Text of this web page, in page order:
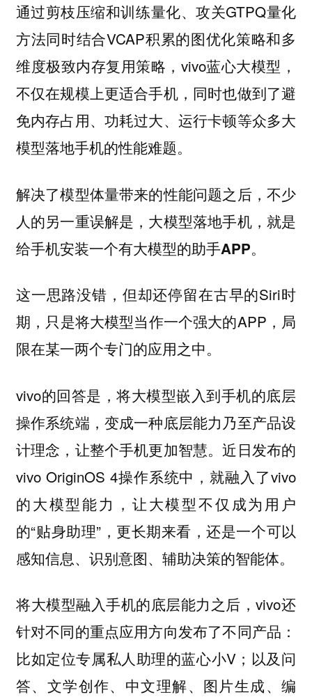
通过剪枝压缩和训练量化、攻关GTPQ量化
方法同时结合VCAP积累的图优化策略和多
维度极致内存复用策略，vivo蓝心大模型，
不仅在规模上更适合手机，同时也做到了避
免内存占用、功耗过大、运行卡顿等众多大
模型落地手机的性能难题。
解决了模型体量带来的性能问题之后，不少
人的另一重误解是，大模型落地手机，就是
给手机安装一个有大模型的助手APP。
这一思路没错，但却还停留在古早的Siri时
期，只是将大模型当作一个强大的APP，局
限在某一两个专门的应用之中。
vivo的回答是，将大模型嵌入到手机的底层
操作系统端，变成一种底层能力乃至产品设
计理念，让整个手机更加智慧。近日发布的
vivo OriginOS 4操作系统中，就融入了vivo
的大模型能力，让大模型不仅成为用户
的“贴身助理”，更长期来看，还是一个可以
感知信息、识别意图、辅助决策的智能体。
将大模型融入手机的底层能力之后，vivo还
针对不同的重点应用方向发布了不同产品：
比如定位专属私人助理的蓝心小V；以及问
答、文学创作、中文理解、图片生成、编